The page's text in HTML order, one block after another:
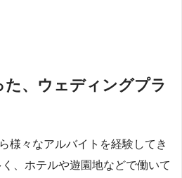
、ウェディングプラ
様々なアルバイトを経験してき
、ホテルや遊園地などで働いて